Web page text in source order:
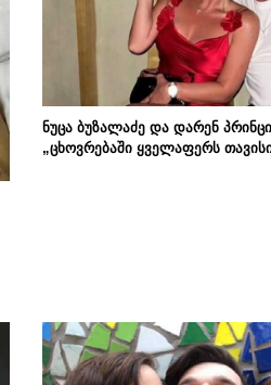
ნუცა ბუზალაძე და დარენ
„ცხოვრებაში ყველაფერს